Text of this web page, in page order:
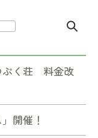
ぷく荘 料金改
開催！